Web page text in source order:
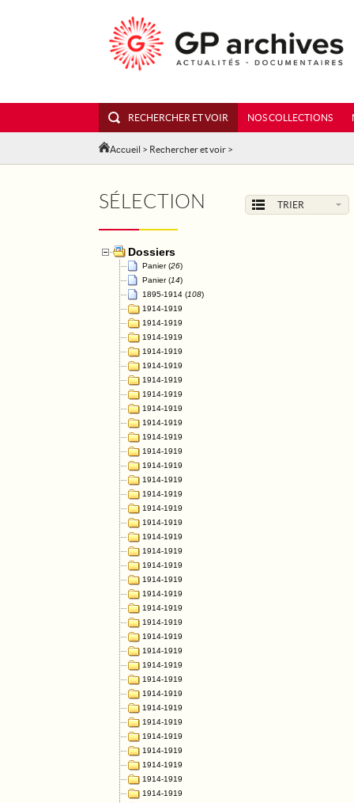
RECHERCHER ET VOIR NOS COLLECTIONS
Accueil > Rechercher et voir >
SÉLECTION TRIER